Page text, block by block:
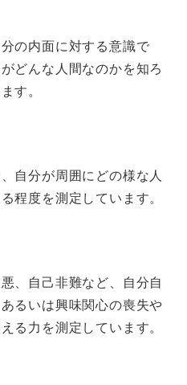
の内面に対する意識で
どんな人間なのかを知ろ
す。
自分が周囲にどの様な人
程度を測定しています。
、自己非難など、自分自
るいは興味関心の喪失や
る力を測定しています。